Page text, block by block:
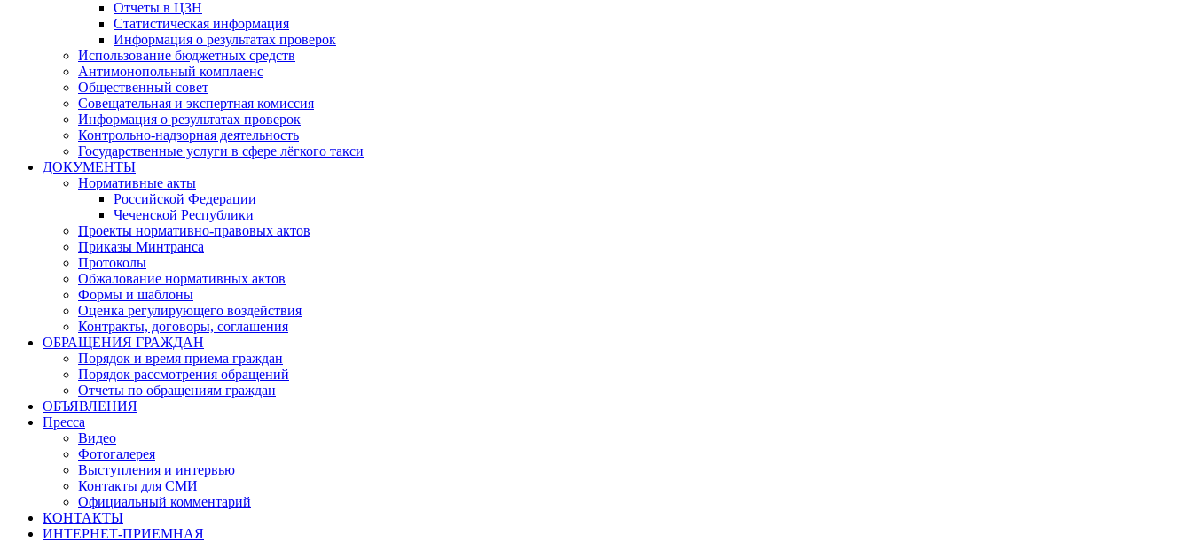
Отчеты в ЦЗН
Статистическая информация
Информация о результатах проверок
Использование бюджетных средств
Антимонопольный комплаенс
Общественный совет
Совещательная и экспертная комиссия
Информация о результатах проверок
Контрольно-надзорная деятельность
Государственные услуги в сфере лёгкого такси
ДОКУМЕНТЫ
Нормативные акты
Российской Федерации
Чеченской Республики
Проекты нормативно-правовых актов
Приказы Минтранса
Протоколы
Обжалование нормативных актов
Формы и шаблоны
Оценка регулирующего воздействия
Контракты, договоры, соглашения
ОБРАЩЕНИЯ ГРАЖДАН
Порядок и время приема граждан
Порядок рассмотрения обращений
Отчеты по обращениям граждан
ОБЪЯВЛЕНИЯ
Пресса
Видео
Фотогалерея
Выступления и интервью
Контакты для СМИ
Официальный комментарий
КОНТАКТЫ
ИНТЕРНЕТ-ПРИЕМНАЯ